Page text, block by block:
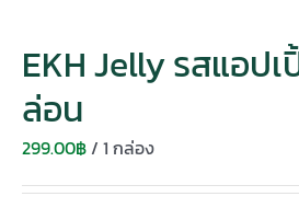
EKH Jelly รสแอป
ล่อน
299.00฿/ 1 กล่อง